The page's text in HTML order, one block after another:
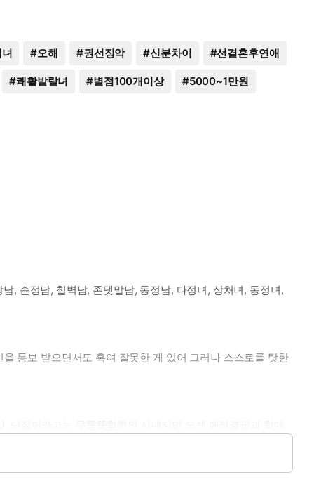
#오해 #권선징악 #신분차이 #선결혼후연애
#쾌활발랄녀 #별점100개이상 #5000~1만원
, 순정남, 철벽남, 존댓말남, 동정남, 다정녀, 상처녀, 동정녀,
통보 받으면서도 혹여 잘못한 게 있어 그러나 스스로를 탓한
고 싶을 때